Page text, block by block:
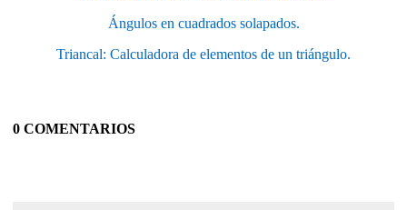
Ángulos en cuadrados solapados.
Triancal: Calculadora de elementos de un triángulo.
0 COMENTARIOS